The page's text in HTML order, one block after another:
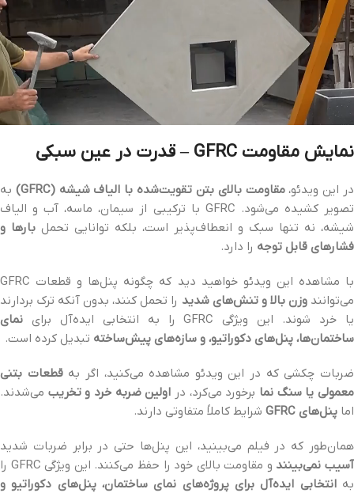
نمایش مقاومت GFRC – قدرت در عین سبکی
در این ویدئو،مقاومت بالای بتن تقویت‌شده با الیاف شیشه (GFRC)
به
تصویر کشیده می‌شود. GFRC با ترکیبی از سیمان، ماسه، آب و الیاف
شیشه، نه تنها سبک و انعطاف‌پذیر است، بلکه توانایی تحمل بارها و
فشارهای قابل توجه را دارد.
با مشاهده این ویدئو خواهید دید که چگونه پنل‌ها و قطعات GFRC
می‌توانندوزن بالا و تنش‌های شدید را تحمل کنند، بدون آنکه ترک بردارند
یا خرد شوند. این ویژگی GFRC را به انتخابی ایده‌آل برای
نمای
ساختمان‌ها، پنل‌های دکوراتیو، و سازه‌های پیش‌ساخته تبدیل کرده است.
ضربات چکشی که در این ویدئو مشاهده می‌کنید، اگر بهقطعات بتنی
معمولی یا سنگ نما برخورد می‌کرد، در اولین ضربه خرد و تخریب می‌شدند.
اما پنل‌های GFRC شرایط کاملاً متفاوتی دارند.
همان‌طور که در فیلم می‌بینید، این پنل‌ها حتی در برابر ضربات شدید
آسیب نمی‌بینند
و مقاومت بالای خود را حفظ می‌کنند. این ویژگی GFRC را
بهانتخابی ایده‌آل برای پروژه‌های نمای ساختمان، پنل‌های دکوراتیو و